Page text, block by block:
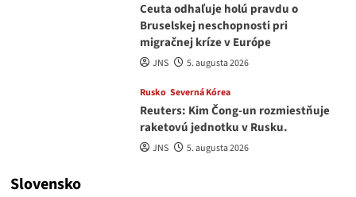
Ceuta odhaľuje holú pravdu o
Bruselskej neschopnosti pri
migračnej kríze v Európe
JNS 5. augusta 2026
Rusko Severná Kórea
Reuters: Kim Čong-un rozmiestňuje
raketovú jednotku v Rusku.
JNS 5. augusta 2026
Slovensko